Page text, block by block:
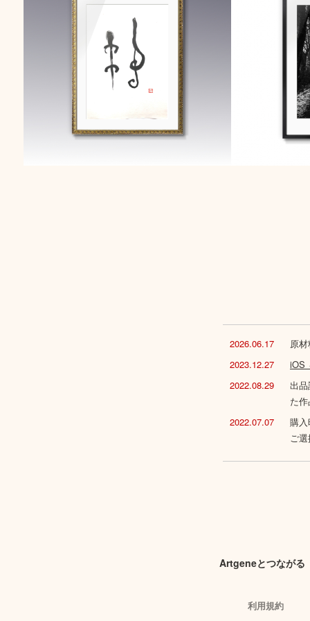
2026.06.17
原
2023.12.27
iOS
2022.08.29
出
た
2022.07.07
購
ご
Artgeneとつながる
利用規約